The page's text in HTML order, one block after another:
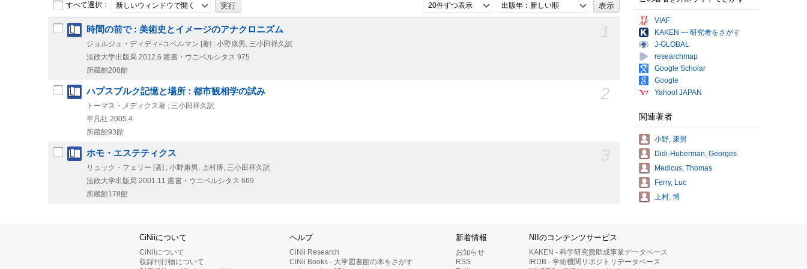
すべて選択： 新しいウィンドウで開く 20件ずつ表示 出版年：新しい順
時間の前で : 美術史とイメージのアナクロニズム
ジョルジュ・ディディ=ユベルマン [著] ; 小野康男, 三小田祥久訳
法政大学出版局 2012.6 叢書・ウニベルシタス 975
所蔵館208館
2
ハプスブルク記憶と場所 : 都市観相学の試み
トーマス・メディクス著 ; 三小田祥久訳
平凡社 2005.4
所蔵館93館
ホモ・エステティクス
リュック・フェリー [著] ; 小野康男, 上村博, 三小田祥久訳
法政大学出版局 2001.11 叢書・ウニベルシタス 669
所蔵館178館
VIAF
KAKEN — 研究者をさがす
J-GLOBAL
researchmap
Google Scholar
Google
Yahoo! JAPAN
関連著者
小野, 康男
Didi-Huberman, Georges
Medicus, Thomas
Ferry, Luc
上村, 博
CiNiiについて
CiNiiについて
収録刊行物について
ヘルプ
CiNii Research
CiNii Books - 大学図書館の本をさがす
新着情報
お知らせ
RSS
NIIのコンテンツサービス
KAKEN - 科学研究費助成事業データベース
IRDB - 学術機関リポジトリデータベース